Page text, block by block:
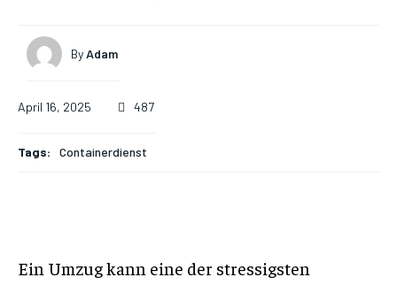
ByAdam
April 16, 2025 487
Tags: Containerdienst
Ein Umzug kann eine der stressigsten